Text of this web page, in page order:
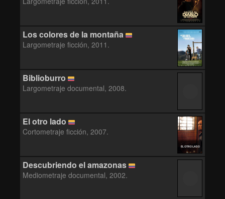
Los colores de la montaña
Largometraje ficción, 2011.
Biblioburro
Largometraje documental, 2008.
El otro lado
Cortometraje ficción, 2007.
EL OTRO LADO
Descubriendo el amazonas
Mediometraje documental, 2002.